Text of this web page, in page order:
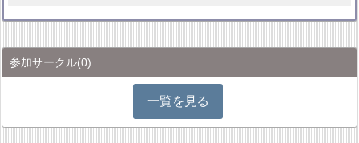
参加サークル(0)
一覧を見る